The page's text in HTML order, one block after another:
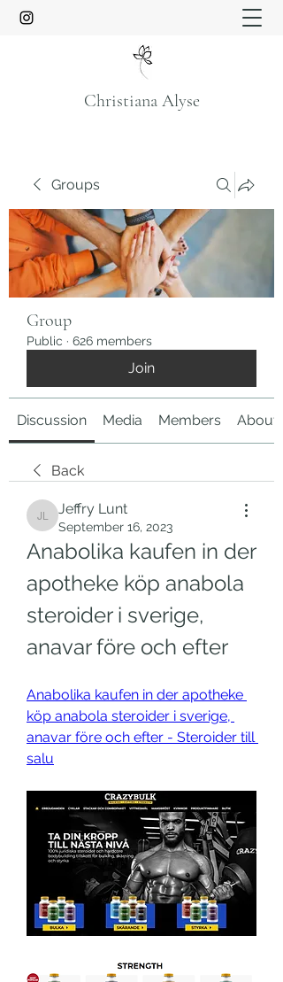
Christiana Alyse
Groups
Group
Public · 626 members
Join
Discussion Media Members About
Back
Jeffry Lunt
Jeffry Lunt
September 16, 2023
Anabolika kaufen in der
apotheke köp anabola
steroider i sverige,
anavar före och efter
Anabolika kaufen in der apotheke
köp anabola steroider i sverige,
anavar före och efter - Steroider till
salu